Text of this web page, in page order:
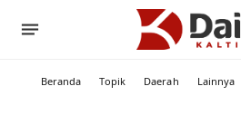
Beranda Topik Daerah Lainnya